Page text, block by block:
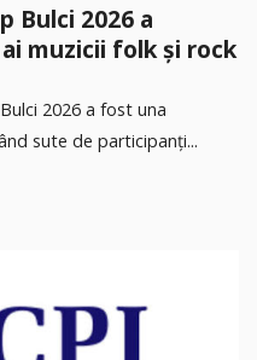
Bulci 2026 a
muzicii folk și rock
2026 a fost una
sute de participanți...